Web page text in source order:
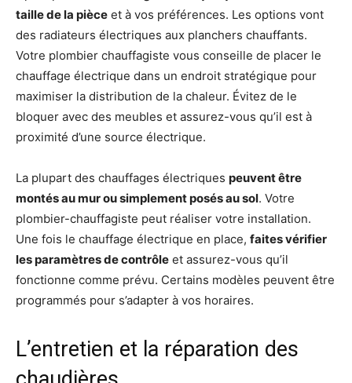
taille de la pièce et à vos préférences. Les options vont
des radiateurs électriques aux planchers chauffants.
Votre plombier chauffagiste vous conseille de placer le
chauffage électrique dans un endroit stratégique pour
maximiser la distribution de la chaleur. Évitez de le
bloquer avec des meubles et assurez-vous qu’il est à
proximité d’une source électrique.
La plupart des chauffages électriques peuvent être
montés au mur ou simplement posés au sol. Votre
plombier-chauffagiste peut réaliser votre installation.
Une fois le chauffage électrique en place, faites vérifier
les paramètres de contrôle et assurez-vous qu’il
fonctionne comme prévu. Certains modèles peuvent être
programmés pour s’adapter à vos horaires.
L’entretien et la réparation des